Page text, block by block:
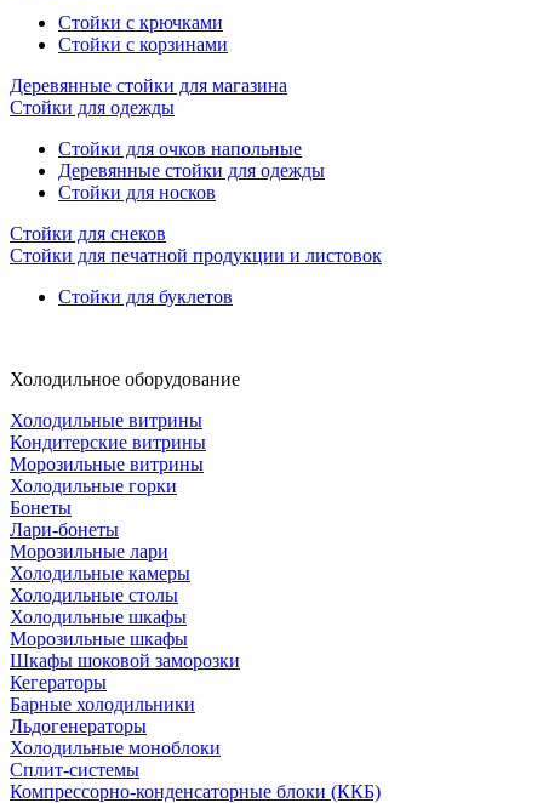
Стойки с крючками
Стойки с корзинами
Деревянные стойки для магазина
Стойки для одежды
Стойки для очков напольные
Деревянные стойки для одежды
Стойки для носков
Стойки для снеков
Стойки для печатной продукции и листовок
Стойки для буклетов
Холодильное оборудование
Холодильные витрины
Кондитерские витрины
Морозильные витрины
Холодильные горки
Бонеты
Лари-бонеты
Морозильные лари
Холодильные камеры
Холодильные столы
Холодильные шкафы
Морозильные шкафы
Шкафы шоковой заморозки
Кегераторы
Барные холодильники
Льдогенераторы
Холодильные моноблоки
Сплит-системы
Компрессорно-конденсаторные блоки (ККБ)